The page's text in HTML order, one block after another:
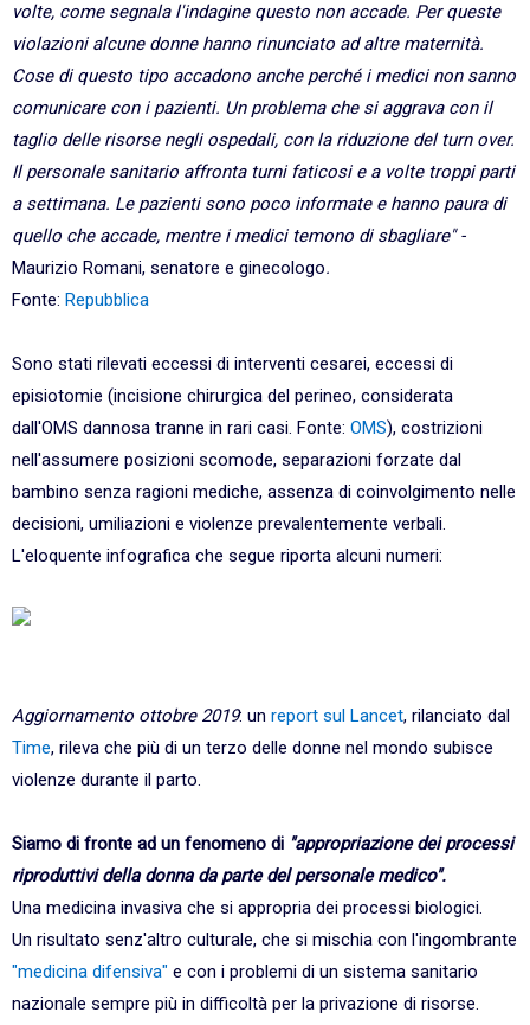
volte, come segnala l'indagine questo non accade. Per queste
violazioni alcune donne hanno rinunciato ad altre maternità.
Cose di questo tipo accadono anche perché i medici non sanno
comunicare con i pazienti. Un problema che si aggrava con il
taglio delle risorse negli ospedali, con la riduzione del turn over.
Il personale sanitario affronta turni faticosi e a volte troppi parti
a settimana. Le pazienti sono poco informate e hanno paura di
quello che accade, mentre i medici temono di sbagliare" -
Maurizio Romani, senatore e ginecologo.
Fonte: Repubblica
Sono stati rilevati eccessi di interventi cesarei, eccessi di
episiotomie (incisione chirurgica del perineo, considerata
dall'OMS dannosa tranne in rari casi. Fonte: OMS), costrizioni
nell'assumere posizioni scomode, separazioni forzate dal
bambino senza ragioni mediche, assenza di coinvolgimento nelle
decisioni, umiliazioni e violenze prevalentemente verbali.
L'eloquente infografica che segue riporta alcuni numeri:
Aggiornamento ottobre 2019: un report sul Lancet, rilanciato dal
Time, rileva che più di un terzo delle donne nel mondo subisce
violenze durante il parto.
Siamo di fronte ad un fenomeno di "appropriazione dei processi
riproduttivi della donna da parte del personale medico".
Una medicina invasiva che si appropria dei processi biologici.
Un risultato senz'altro culturale, che si mischia con l'ingombrante
"medicina difensiva" e con i problemi di un sistema sanitario
nazionale sempre più in difficoltà per la privazione di risorse.